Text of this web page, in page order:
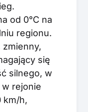
od 0°C na
regionu.
zmienny,
się
silnego, w
rejonie
km/h,